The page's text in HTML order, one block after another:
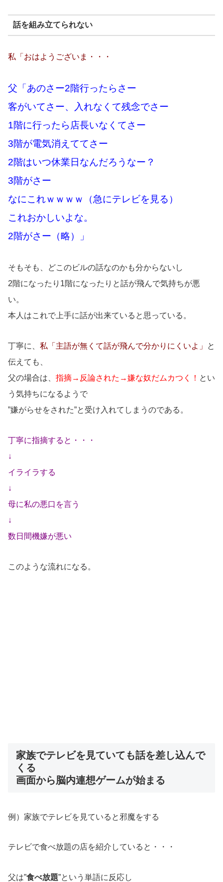
話を組み立てられない
私「おはようございま・・・
父「あのさー2階行ったらさー
客がいてさー、入れなくて残念でさー
1階に行ったら店長いなくてさー
3階が電気消えててさー
2階はいつ休業日なんだろうなー？
3階がさー
なにこれｗｗｗｗ（急にテレビを見る）
これおかしいよな。
2階がさー（略）」
そもそも、どこのビルの話なのかも分からないし
2階になったり1階になったりと話が飛んで気持ちが悪
い。
本人はこれで上手に話が出来ていると思っている。
丁寧に、 私「主語が無くて話が飛んで分かりにくいよ」
と
伝えても、
父の場合は、 指摘→反論された→嫌な奴だムカつく！ とい
う気持ちになるようで
”嫌がらせをされた”と受け入れてしまうのである。
丁寧に指摘すると・・・
↓
イライラする
↓
母に私の悪口を言う
↓
数日間機嫌が悪い
このような流れになる。
家族でテレビを見ていても話を差し込んで
くる
画面から脳内連想ゲームが始まる
例）家族でテレビを見ていると邪魔をする
テレビで食べ放題の店を紹介していると・・・
父は”食べ放題”という単語に反応し